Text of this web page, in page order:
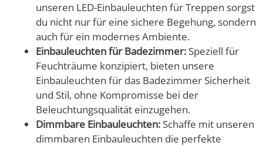
unseren LED-Einbauleuchten für Treppen sorgst
du nicht nur für eine sichere Begehung, sondern
auch für ein modernes Ambiente.
Einbauleuchten für Badezimmer: Speziell für
Feuchträume konzipiert, bieten unsere
Einbauleuchten für das Badezimmer Sicherheit
und Stil, ohne Kompromisse bei der
Beleuchtungsqualität einzugehen.
Dimmbare Einbauleuchten: Schaffe mit unseren
dimmbaren Einbauleuchten die perfekte